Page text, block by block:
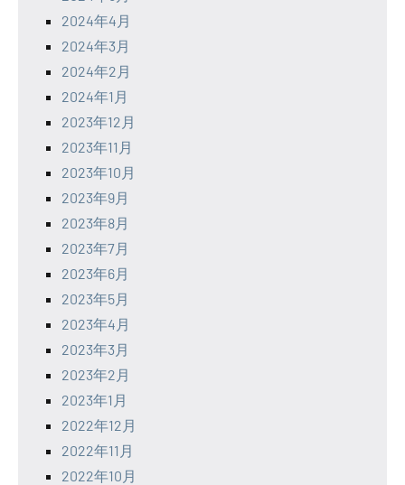
2024年4月
2024年3月
2024年2月
2024年1月
2023年12月
2023年11月
2023年10月
2023年9月
2023年8月
2023年7月
2023年6月
2023年5月
2023年4月
2023年3月
2023年2月
2023年1月
2022年12月
2022年11月
2022年10月